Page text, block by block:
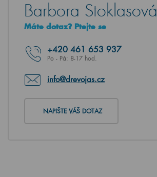
Barbora Stoklasová
Máte dotaz? Ptejte se
+420 461 653 937
Po - Pá: 8-17 hod.
info@drevojas.cz
NAPIŠTE VÁŠ DOTAZ